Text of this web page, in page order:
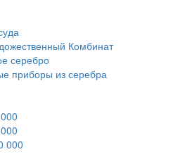
Комбинат
серебро
приборы из серебра
000